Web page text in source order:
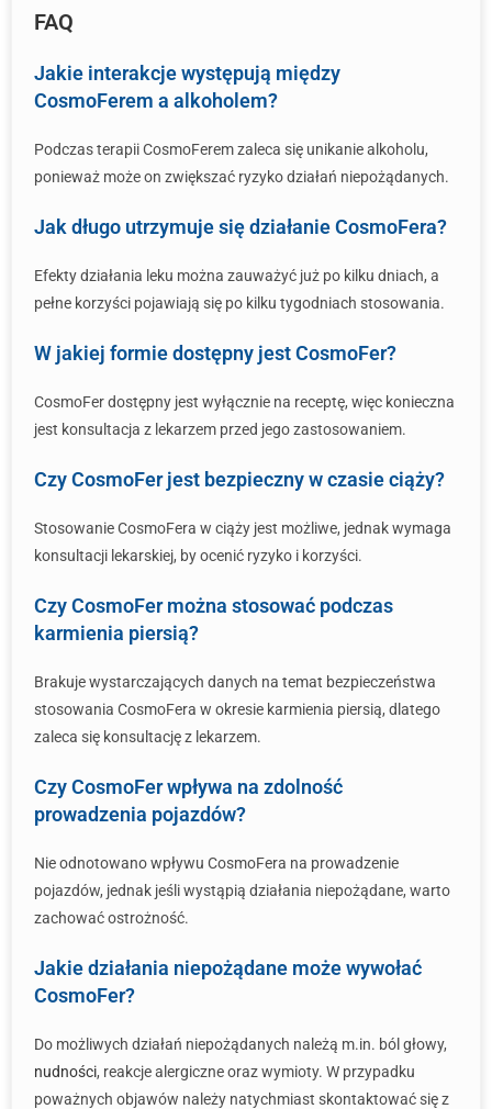
FAQ
Jakie interakcje występują między
CosmoFerem a alkoholem?
Podczas terapii CosmoFerem zaleca się unikanie alkoholu,
ponieważ może on zwiększać ryzyko działań niepożądanych.
Jak długo utrzymuje się działanie CosmoFera?
Efekty działania leku można zauważyć już po kilku dniach, a
pełne korzyści pojawiają się po kilku tygodniach stosowania.
W jakiej formie dostępny jest CosmoFer?
CosmoFer dostępny jest wyłącznie na receptę, więc konieczna
jest konsultacja z lekarzem przed jego zastosowaniem.
Czy CosmoFer jest bezpieczny w czasie ciąży?
Stosowanie CosmoFera w ciąży jest możliwe, jednak wymaga
konsultacji lekarskiej, by ocenić ryzyko i korzyści.
Czy CosmoFer można stosować podczas
karmienia piersią?
Brakuje wystarczających danych na temat bezpieczeństwa
stosowania CosmoFera w okresie karmienia piersią, dlatego
zaleca się konsultację z lekarzem.
Czy CosmoFer wpływa na zdolność
prowadzenia pojazdów?
Nie odnotowano wpływu CosmoFera na prowadzenie
pojazdów, jednak jeśli wystąpią działania niepożądane, warto
zachować ostrożność.
Jakie działania niepożądane może wywołać
CosmoFer?
Do możliwych działań niepożądanych należą m.in. ból głowy,
nudności, reakcje alergiczne oraz wymioty. W przypadku
poważnych objawów należy natychmiast skontaktować się z